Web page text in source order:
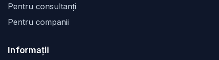
Pentru consultanți
Pentru companii
Informații